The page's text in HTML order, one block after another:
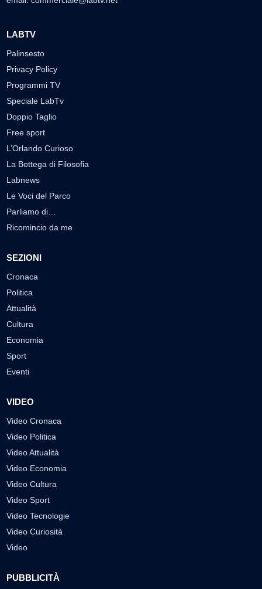
LABTV
Palinsesto
Privacy Policy
Programmi TV
Speciale LabTv
Doppio Taglio
Free sport
L’Orlando Curioso
La Bottega di Filosofia
Labnews
Le Voci del Parco
Parliamo di…
Ricomincio da me
SEZIONI
Cronaca
Politica
Attualità
Cultura
Economia
Sport
Eventi
VIDEO
Video Cronaca
Video Politica
Video Attualità
Video Economia
Video Cultura
Video Sport
Video Tecnologie
Video Curiosità
Video
PUBBLICITÀ